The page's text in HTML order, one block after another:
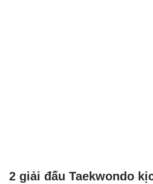
2 giải đấu Taekwondo